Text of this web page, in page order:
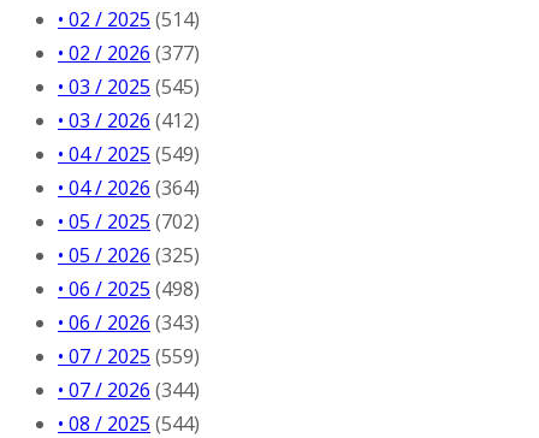
• 02 / 2025 (514)
• 02 / 2026 (377)
• 03 / 2025 (545)
• 03 / 2026 (412)
• 04 / 2025 (549)
• 04 / 2026 (364)
• 05 / 2025 (702)
• 05 / 2026 (325)
• 06 / 2025 (498)
• 06 / 2026 (343)
• 07 / 2025 (559)
• 07 / 2026 (344)
• 08 / 2025 (544)